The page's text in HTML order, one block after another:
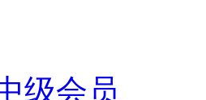
级会员